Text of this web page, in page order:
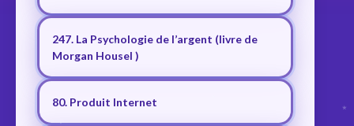
247. La Psychologie de l’argent (livre de
Morgan Housel )
80. Produit Internet